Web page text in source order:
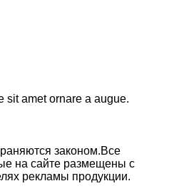
sit amet ornare a augue.
законом.Все
на сайте размещены с
рекламы продукции.